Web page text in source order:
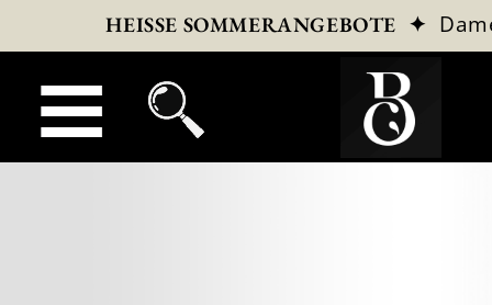
HEISSE SOMMERANGEBOTE ✦